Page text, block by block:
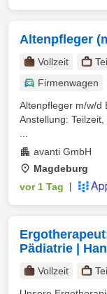
Altenpfleger
Vollzeit
Firmenwagen
Altenpfleger m/w/d
Anstellung:
avanti GmbH
Magdeburg
vor 1 Tag
Pädiatrie |
Vollzeit